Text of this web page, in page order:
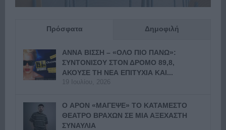
Πρόσφατα Δημοφιλή
ΑΝΝΑ ΒΙΣΣΗ – «ΟΛΟ ΠΙΟ ΠΑΝΩ»:
ΣΥΝΤΟΝΙΣΟΥ ΣΤΟΝ ΔΡΟΜΟ 89,8,
ΑΚΟΥΣΕ ΤΗ ΝΕΑ ΕΠΙΤΥΧΙΑ ΚΑΙ...
19 Ιουλίου, 2026
Ο APON «ΜΑΓΕΨΕ» ΤΟ ΚΑΤΑΜΕΣΤΟ
ΘΕΑΤΡΟ ΒΡΑΧΩΝ ΣΕ ΜΙΑ ΑΞΕΧΑΣΤΗ
ΣΥΝΑΥΛΙΑ